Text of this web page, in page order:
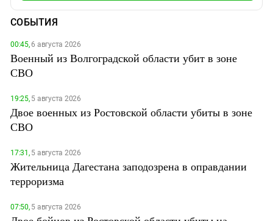
СОБЫТИЯ
00:45,6 августа 2026
Военный из Волгоградской области убит в зоне
СВО
19:25,5 августа 2026
Двое военных из Ростовской области убиты в зоне
СВО
17:31,5 августа 2026
Жительница Дагестана заподозрена в оправдании
терроризма
07:50,5 августа 2026